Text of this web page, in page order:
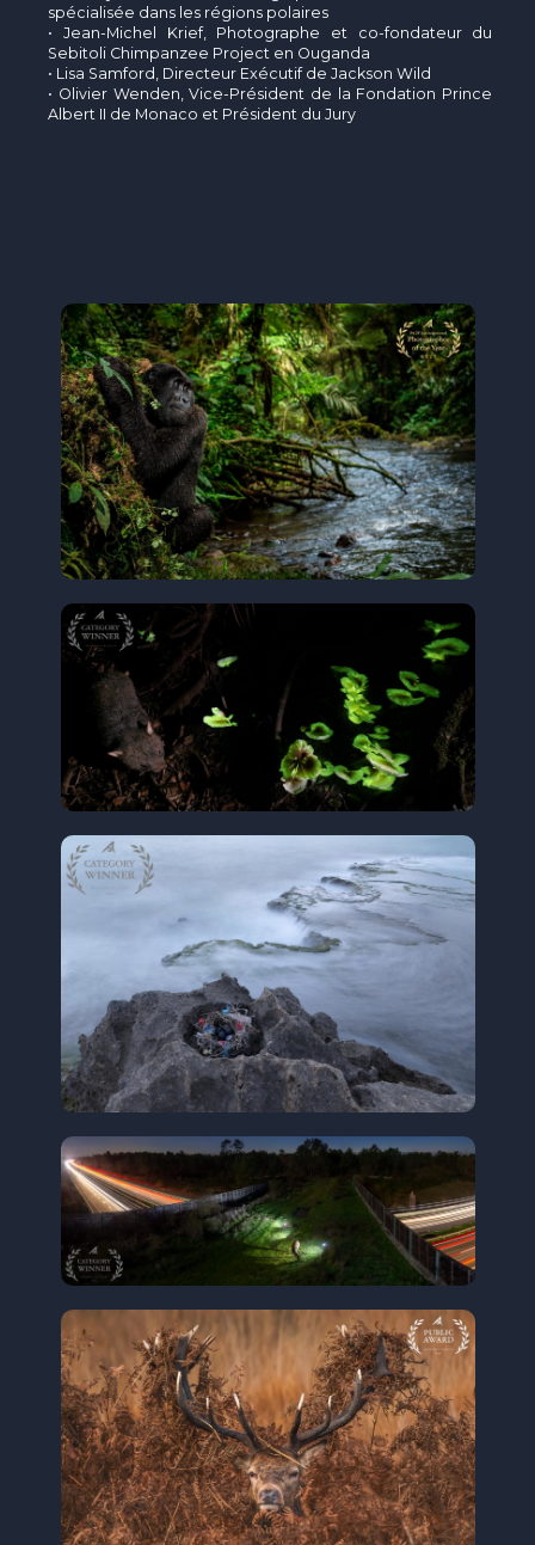
spécialisée dans les régions polaires
• Jean-Michel Krief, Photographe et co-fondateur du
Sebitoli Chimpanzee Project en Ouganda
• Lisa Samford, Directeur Exécutif de Jackson Wild
• Olivier Wenden, Vice-Président de la Fondation Prince
Albert II de Monaco et Président du Jury